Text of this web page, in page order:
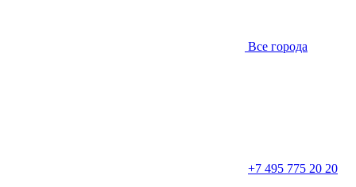
Все города
+7 495 775 20 20